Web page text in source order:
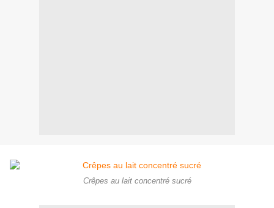
Crêpes au lait concentré sucré